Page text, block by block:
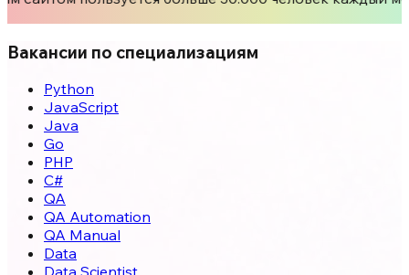
Вакансии по специализациям
Python
JavaScript
Java
Go
PHP
C#
QA
QA Automation
QA Manual
Data